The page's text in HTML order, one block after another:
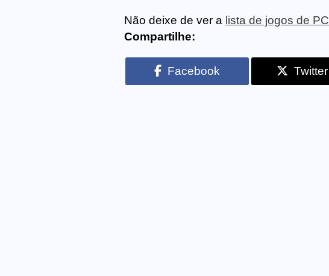
Não deixe de ver a lista de jogos de PC
Compartilhe:
Facebook Twitter